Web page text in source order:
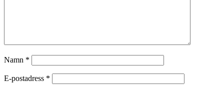
Namn *
E-postadress *